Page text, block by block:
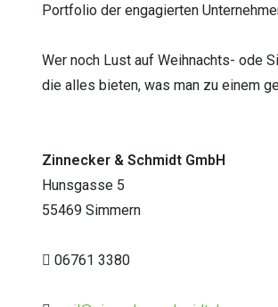
Portfolio der engagierten
Wer noch Lust auf Weihnachts- ode
die alles bieten, was man zu einem
Zinnecker & Schmidt GmbH
Hunsgasse 5
55469 Simmern
06761 3380